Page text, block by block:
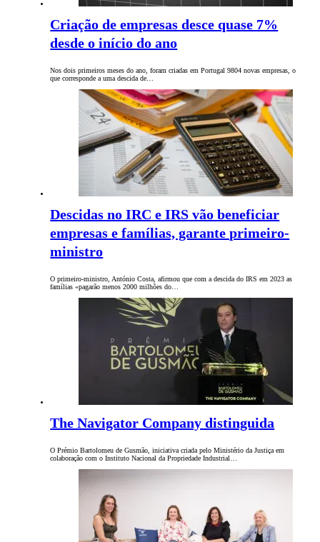
Criação de empresas desce quase 7%
desde o início do ano
Nos dois primeiros meses do ano, foram criadas em Portugal 9804 novas empresas, o
que corresponde a uma descida de…
Descidas no IRC e IRS vão beneficiar
empresas e famílias, garante primeiro-
ministro
O primeiro-ministro, António Costa, afirmou que com a descida do IRS em 2023 as
famílias «pagarão menos 2000 milhões do…
The Navigator Company distinguida
O Prémio Bartolomeu de Gusmão, iniciativa criada pelo Ministério da Justiça em
colaboração com o Instituto Nacional da Propriedade Industrial…